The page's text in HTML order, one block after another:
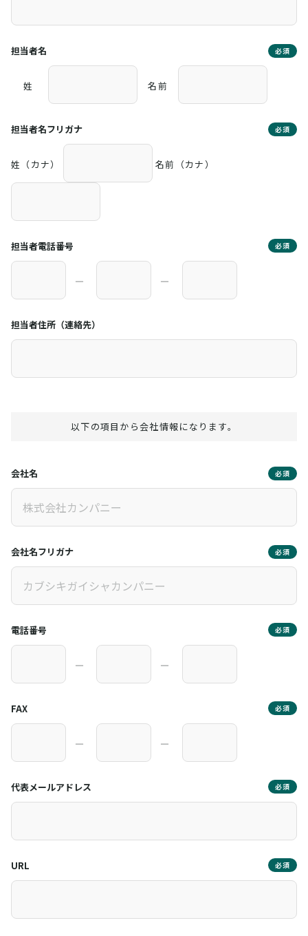
担当者名 必須
姓 名前
担当者名フリガナ 必須
姓（カナ） 名前（カナ）
担当者電話番号 必須
― ―
担当者住所（連絡先）
以下の項目から会社情報になります。
会社名 必須
会社名フリガナ 必須
電話番号 必須
― ―
FAX 必須
― ―
代表メールアドレス 必須
URL 必須